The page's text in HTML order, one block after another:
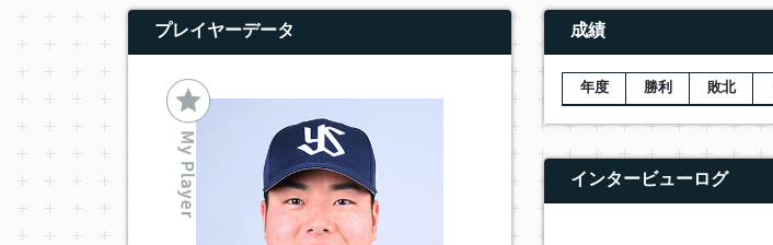
プレイヤーデータ 成績
年度 勝利 敗北
インタービューログ